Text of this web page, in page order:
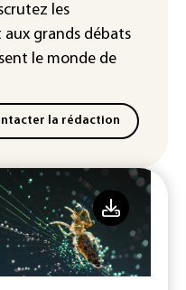
les
aux grands débats
le monde de
la rédaction